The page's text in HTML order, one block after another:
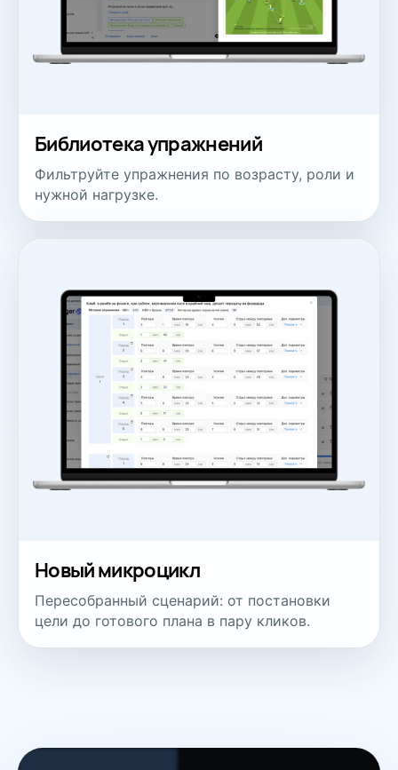
Библиотека упражнений
Фильтруйте упражнения по возрасту, роли и
нужной нагрузке.
Новый микроцикл
Пересобранный сценарий: от постановки
цели до готового плана в пару кликов.